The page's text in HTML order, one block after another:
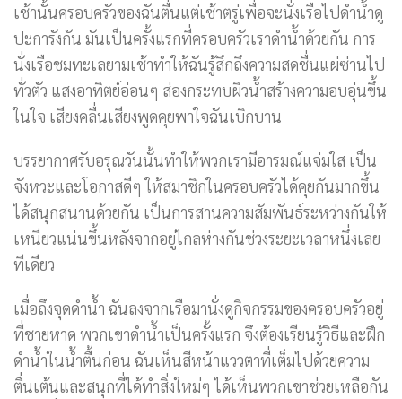
เช้านั้นครอบครัวของฉันตื่นแต่เช้าตรู่เพื่อจะนั่งเรือไปดำน้ำดู
ปะการังกัน มันเป็นครั้งแรกที่ครอบครัวเราดำน้ำด้วยกัน การ
นั่งเรือชมทะเลยามเช้าทำให้ฉันรู้สึกถึงความสดชื่นแผ่ซ่านไป
ทั่วตัว แสงอาทิตย์อ่อนๆ ส่องกระทบผิวน้ำสร้างความอบอุ่นขึ้น
ในใจ เสียงคลื่นเสียงพูดคุยพาใจฉันเบิกบาน
บรรยากาศรับอรุณวันนั้นทำให้พวกเรามีอารมณ์แจ่มใส เป็น
จังหวะและโอกาสดีๆ ให้สมาชิกในครอบครัวได้คุยกันมากขึ้น
ได้สนุกสนานด้วยกัน เป็นการสานความสัมพันธ์ระหว่างกันให้
เหนียวแน่นขึ้นหลังจากอยู่ไกลห่างกันช่วงระยะเวลาหนึ่งเลย
ทีเดียว
เมื่อถึงจุดดำน้ำ ฉันลงจากเรือมานั่งดูกิจกรรมของครอบครัวอยู่
ที่ชายหาด พวกเขาดำน้ำเป็นครั้งแรก จึงต้องเรียนรู้วิธีและฝึก
ดำน้ำในน้ำตื้นก่อน ฉันเห็นสีหน้าแววตาที่เต็มไปด้วยความ
ตื่นเต้นและสนุกที่ได้ทำสิ่งใหม่ๆ ได้เห็นพวกเขาช่วยเหลือกัน